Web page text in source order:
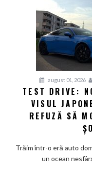
august 01, 2026
TEST DRIVE:
VISUL
REFUZĂ SĂ
Trăim într-o eră auto
un ocean